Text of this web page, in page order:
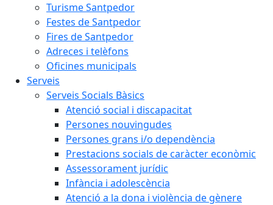
Turisme Santpedor
Festes de Santpedor
Fires de Santpedor
Adreces i telèfons
Oficines municipals
Serveis
Serveis Socials Bàsics
Atenció social i discapacitat
Persones nouvingudes
Persones grans i/o dependència
Prestacions socials de caràcter econòmic
Assessorament jurídic
Infància i adolescència
Atenció a la dona i violència de gènere